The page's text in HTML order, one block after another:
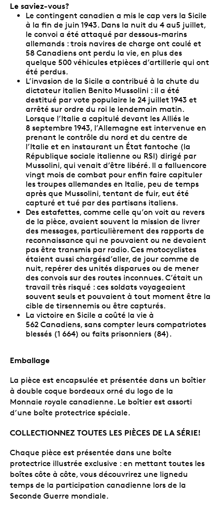
Le saviez-vous?
Le contingent canadien a mis le cap vers la Sicile
à la fin de juin 1943. Dans la nuit du 4 au5 juillet,
le convoi a été attaqué par dessous-marins
allemands : trois navires de charge ont coulé et
58 Canadiens ont perdu la vie, en plus des
quelque 500 véhicules etpièces d’artillerie qui ont
été perdus.
L’invasion de la Sicile a contribué à la chute du
dictateur italien Benito Mussolini : il a été
destitué par vote populaire le 24 juillet 1943 et
arrêté sur ordre du roi le lendemain matin.
Lorsque l’Italie a capitulé devant les Alliés le
8 septembre 1943, l’Allemagne est intervenue en
prenant le contrôle du nord et du centre de
l’Italie et en instaurant un État fantoche (la
République sociale italienne ou RSI) dirigé par
Mussolini, qui venait d’être libéré. Il a falluencore
vingt mois de combat pour enfin faire capituler
les troupes allemandes en Italie, peu de temps
après que Mussolini, tentant de fuir, eut été
capturé et tué par des partisans italiens.
Des estafettes, comme celle qu’on voit au revers
de la pièce, avaient souvent la mission de livrer
des messages, particulièrement des rapports de
reconnaissance qui ne pouvaient ou ne devaient
pas être transmis par radio. Ces motocyclistes
étaient aussi chargésd’aller, de jour comme de
nuit, repérer des unités disparues ou de mener
des convois sur des routes inconnues. C’était un
travail très risqué : ces soldats voyageaient
souvent seuls et pouvaient à tout moment être la
cible de tirsennemis ou être capturés.
La victoire en Sicile a coûté la vie à
562 Canadiens, sans compter leurs compatriotes
blessés (1 664) ou faits prisonniers (84).
Emballage
La pièce est encapsulée et présentée dans un boîtier
à double coque bordeaux orné du logo de la
Monnaie royale canadienne. Le boîtier est assorti
d’une boîte protectrice spéciale.
COLLECTIONNEZ TOUTES LES PIÈCES DE LA SÉRIE!
Chaque pièce est présentée dans une boîte
protectrice illustrée exclusive : en mettant toutes les
boîtes côte à côte, vous découvrirez une lignedu
temps de la participation canadienne lors de la
Seconde Guerre mondiale.